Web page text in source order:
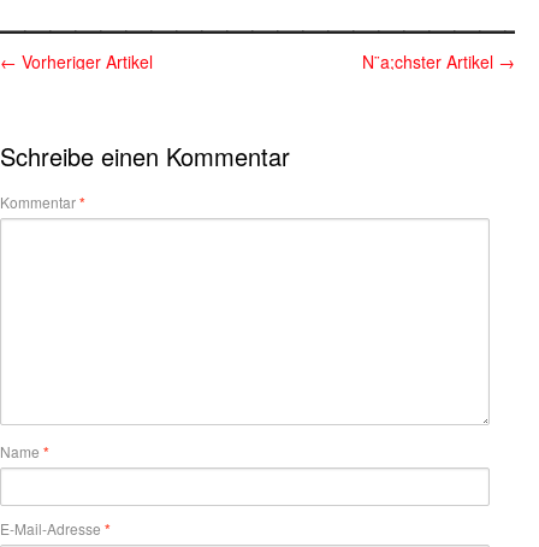
← Vorheriger Artikel N¨a;chster Artikel →
Schreibe einen Kommentar
Kommentar*
Name *
E-Mail-Adresse *